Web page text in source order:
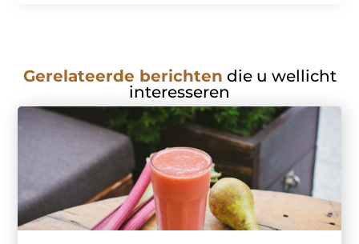
Gerelateerde berichten die u wellicht
interesseren